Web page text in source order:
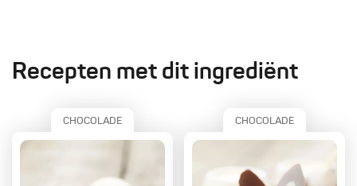
Recepten met dit ingrediënt
CHOCOLADE CHOCOLADE